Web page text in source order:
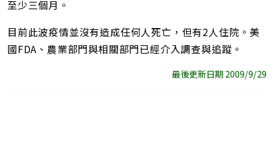
至少三個月。
目前此波疫情並沒有造成任何人死亡，但有2人住院。美
國FDA、農業部門與相關部門已經介入調查與追蹤。
最後更新日期 2009/9/29